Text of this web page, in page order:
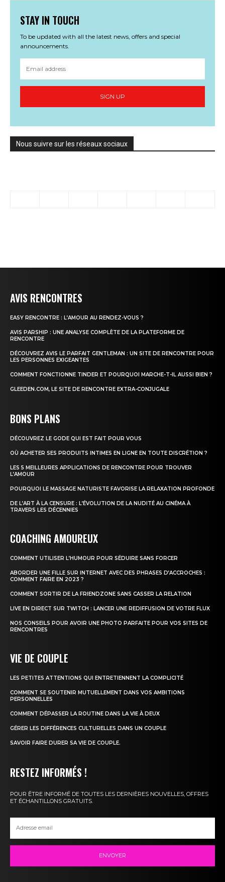
STAY IN TOUCH
To be updated with all the latest news, offers and special
announcements.
SIGN UP
Nous suivre sur les réseaux sociaux
AVIS RENCONTRES
EASY RENCONTRE : L’AMOUR AU RENDEZ-VOUS ?
AVIS PARSHIP : UNE ANALYSE COMPLÈTE DE LA PLATEFORME DE
RENCONTRE
DÉCOUVREZ AVIS LE PARFAIT GENTLEMAN : UN SITE DE RENCONTRE POUR
LES PERSONNES EXIGEANTES
COMMENT FONCTIONNE TINDER ET POURQUOI MARCHE-T-IL AUSSI BIEN ?
GLEEDEN.COM, LE SITE DE RENCONTRE EXTRA-CONJUGALE
BONS PLANS
DÉCOUVREZ LE GODE QUI EST FAIT POUR VOUS
OÙ ACHETER SES PRODUITS INTIMES EN LIGNE EN TOUTE DISCRÉTION ?
LES 5 MEILLEURES APPLICATIONS DE RENCONTRE POUR TROUVER
L’AMOUR
POURQUOI LE MASSAGE NATURISTE FAVORISE LA RELAXATION PROFONDE
DE L’ART À LA CENSURE : L’ÉVOLUTION DE LA NUDITÉ AU CINÉMA À
TRAVERS LES DÉCENNIES
COACHING AMOUREUX
COMMENT UTILISER L’HUMOUR POUR SÉDUIRE SANS FORCER
ABORDER UNE FILLE SUR INTERNET AVEC DES PHRASES D’ACCROCHES :
COMMENT FAIRE EN 2023 ?
COMMENT SORTIR DE LA FRIENDZONE SANS CASSER LA RELATION
LIVE EN DIRECT SUR TWITCH : LANCER UNE REDIFFUSION DE VOTRE FLUX
NOS CONSEILS POUR AVOIR UNE PHOTO PARFAITE POUR VOS SITES DE
RENCONTRES
VIE DE COUPLE
LES PETITES ATTENTIONS QUI ENTRETIENNENT LA COMPLICITÉ
COMMENT SE SOUTENIR MUTUELLEMENT DANS VOS AMBITIONS
PERSONNELLES
COMMENT DÉPASSER LA ROUTINE DANS LA VIE À DEUX
GÉRER LES DIFFÉRENCES CULTURELLES DANS UN COUPLE
SAVOIR FAIRE DURER SA VIE DE COUPLE.
RESTEZ INFORMÉS !
POUR ÊTRE INFORMÉ DE TOUTES LES DERNIÈRES NOUVELLES, OFFRES
ET ÉCHANTILLONS GRATUITS.
ENVOYER